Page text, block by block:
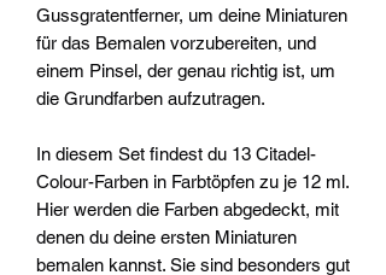
Gussgratentferner, um deine Miniaturen
für das Bemalen vorzubereiten, und
einem Pinsel, der genau richtig ist, um
die Grundfarben aufzutragen.
In diesem Set findest du 13 Citadel-
Colour-Farben in Farbtöpfen zu je 12 ml.
Hier werden die Farben abgedeckt, mit
denen du deine ersten Miniaturen
bemalen kannst. Sie sind besonders gut